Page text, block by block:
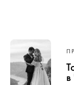
Навигация
по записям